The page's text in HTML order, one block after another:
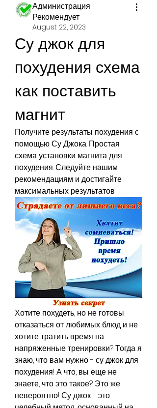
Администрация
Рекомендует
August 22, 2023
Су джок для
похудения схема
как поставить
магнит
Получите результаты похудения с
помощью Су Джока. Простая
схема установки магнита для
похудения. Следуйте нашим
рекомендациям и достигайте
максимальных результатов.
Хотите похудеть, но не готовы
отказаться от любимых блюд и не
хотите тратить время на
напряженные тренировки? Тогда я
знаю, что вам нужно - су джок для
похудения! А что, вы еще не
знаете, что это такое? Это же
невероятно! Су джок - это